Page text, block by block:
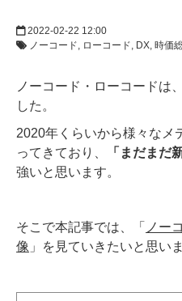
2022-02-22 12:00
ノーコード
ローコード DX 時価
ノーコード・ローコードは、
した。
2020年くらいから様々なメ
ってきており、
「まだまだ
強いと思います。
そこで本記事では、「 ノー
像 」を見ていきたいと思いま